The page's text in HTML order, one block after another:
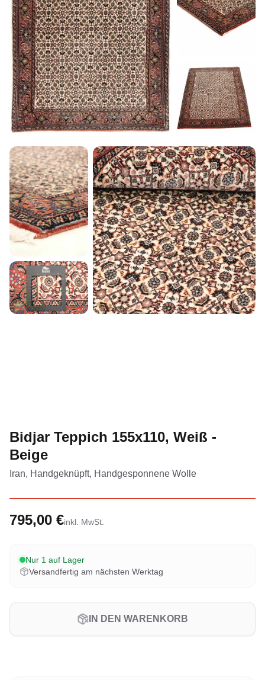
Bidjar Teppich 155x110, Weiß -
Beige
Iran, Handgeknüpft, Handgesponnene Wolle
795,00 €inkl. MwSt.
Nur 1 auf Lager
Versandfertig am nächsten Werktag
IN DEN WARENKORB